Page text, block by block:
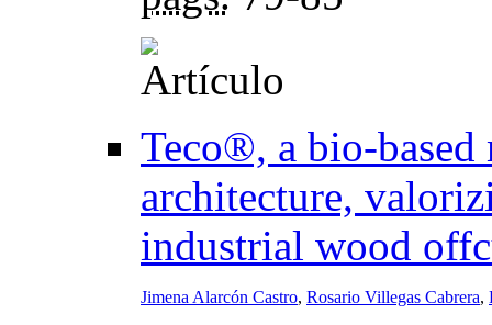
Teco®, a bio-
architecture,
industrial wood
Jimena Alarcón Castro, Rosario Villegas Cabrera,